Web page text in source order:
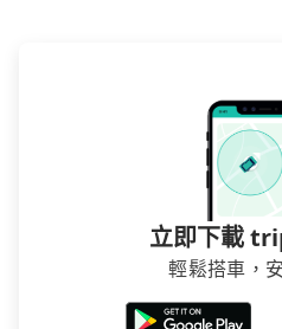
立即下載
輕鬆搭車，